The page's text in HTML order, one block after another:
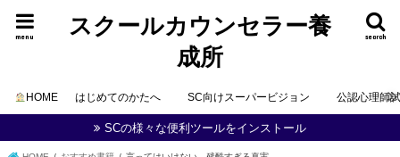
スクールカウンセラー養
成所
search
menu
HOME はじめてのかたへ SC向けスーパービジョン 公認心理師
SCの様々な便利ツールをインストール